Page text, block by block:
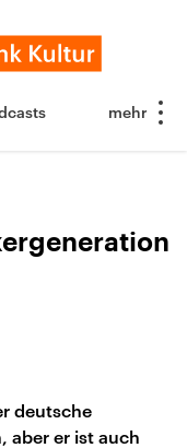
deutsche
aber er ist auch